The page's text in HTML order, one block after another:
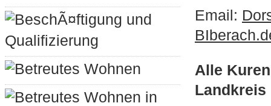
BeschÃ¤ftigung und
Qualifizierung
Betreutes Wohnen
Betreutes Wohnen in
Email:
Alle
Landkreis